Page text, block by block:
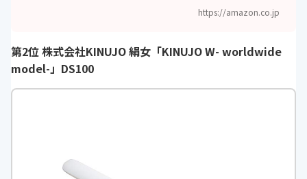
展開
温度調整
20℃ごと10段階
https://amazon.co.jp
第2位 株式会社KINUJO 絹女「KINUJO W- worldwide
model-」DS100